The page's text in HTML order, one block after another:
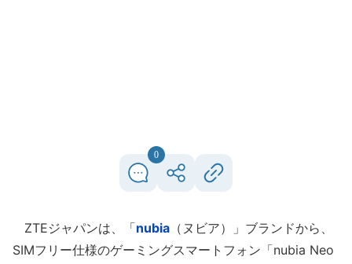
0
ZTEジャパンは、「nubia （ヌビア）」ブランドから、
SIMフリー仕様のゲーミングスマートフォン「nubia Neo